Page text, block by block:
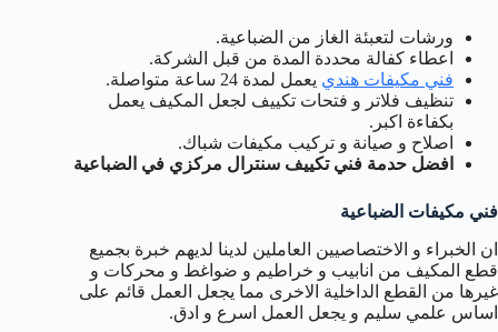
ورشات لتعبئة الغاز من الضباعية.
اعطاء كفالة محددة المدة من قبل الشركة.
فني مكيفات هندي يعمل لمدة 24 ساعة متواصلة.
تنظيف فلاتر و فتحات تكييف لجعل المكيف يعمل
بكفاءة اكبر.
اصلاح و صيانة و تركيب مكيفات شباك.
افضل حدمة فني تكييف سنترال مركزي في الضباعية
فني مكيفات الضباعية
ان الخبراء و الاختصاصيين العاملين لدينا لديهم خبرة بجميع
قطع المكيف من انابيب و خراطيم و ضواغط و محركات و
غيرها من القطع الداخلية الاخرى مما يجعل العمل قائم على
اساس علمي سليم و يجعل العمل اسرع و ادق.